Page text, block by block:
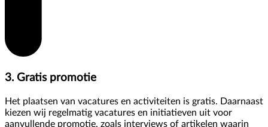
3. Gratis promotie
Het plaatsen van vacatures en activiteiten is gratis. Daarnaast
kiezen wij regelmatig vacatures en initiatieven uit voor
aanvullende promotie, zoals interviews of artikelen waarin